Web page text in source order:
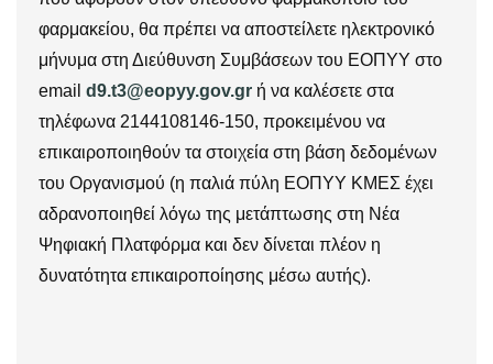
φαρμακείου, θα πρέπει να αποστείλετε ηλεκτρονικό
μήνυμα στη Διεύθυνση Συμβάσεων του ΕΟΠΥΥ στο
email d9.t3@eopyy.gov.gr ή να καλέσετε στα
τηλέφωνα 2144108146-150, προκειμένου να
επικαιροποιηθούν τα στοιχεία στη βάση δεδομένων
του Οργανισμού (η παλιά πύλη ΕΟΠΥΥ ΚΜΕΣ έχει
αδρανοποιηθεί λόγω της μετάπτωσης στη Νέα
Ψηφιακή Πλατφόρμα και δεν δίνεται πλέον η
δυνατότητα επικαιροποίησης μέσω αυτής).